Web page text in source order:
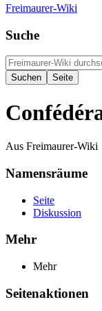
Freimaurer-Wiki
Suche
Aus Freimaurer-Wiki
Namensräume
Seite
Diskussion
Mehr
Mehr
Seitenaktionen